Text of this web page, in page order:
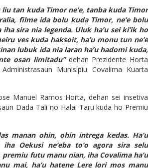
liu tan kuda Timor ne’e, tanba kuda Timor
filme ida bolu kuda Timor, ne’e bolu
iha sira nia legenda. Uluk ha’u sei ki’ik ho
ves kuda haksoit, ha’u monu tun ne’e
lubuk ida nia laran ha’u hadomi kuda,
osan limitadu” dehan Prezidente Horta
Munisipiu Covalima Kuarta
Manuel Ramos Horta, dehan sei insetiva
Dada Tali no Halai Taru kuda ho Premiu
manan ohin, ohin intrega kedas. Ha’u
Oekusi ne’eba to’o agora sira selu
futu manu nian, iha Covalima ha’u
mai, ha’u hatene Lere lori mos manu